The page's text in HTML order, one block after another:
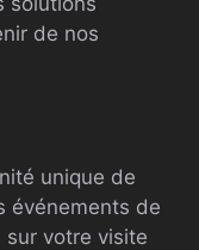
de nos
unique de
événements de
sur votre visite